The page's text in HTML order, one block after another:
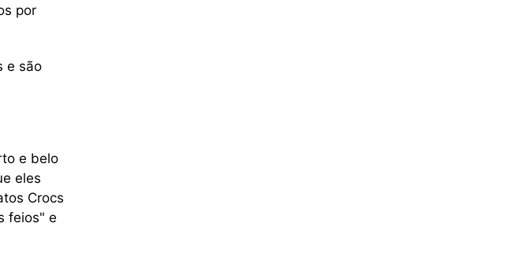
​​por
e são
e belo
eles
Crocs
feios" e